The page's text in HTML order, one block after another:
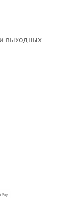
выходных